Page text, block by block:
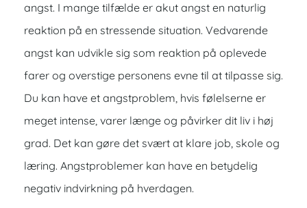
angst. I mange tilfælde er akut angst en naturlig
reaktion på en stressende situation. Vedvarende
angst kan udvikle sig som reaktion på oplevede
farer og overstige personens evne til at tilpasse sig.
Du kan have et angstproblem, hvis følelserne er
meget intense, varer længe og påvirker dit liv i høj
grad. Det kan gøre det svært at klare job, skole og
læring. Angstproblemer kan have en betydelig
negativ indvirkning på hverdagen.